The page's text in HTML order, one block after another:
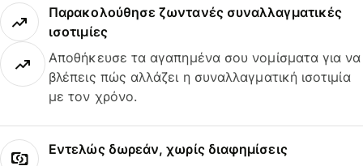
Παρακολούθησε ζωντανές συναλλαγματικές
ισοτιμίες
Αποθήκευσε τα αγαπημένα σου νομίσματα για να
βλέπεις πώς αλλάζει η συναλλαγματική ισοτιμία
με τον χρόνο.
Εντελώς δωρεάν, χωρίς διαφημίσεις